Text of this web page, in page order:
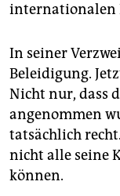
internationalen
In seiner
Beleidigung.
Nicht nur, dass
angenommen
tatsächlich
nicht alle seine
können.